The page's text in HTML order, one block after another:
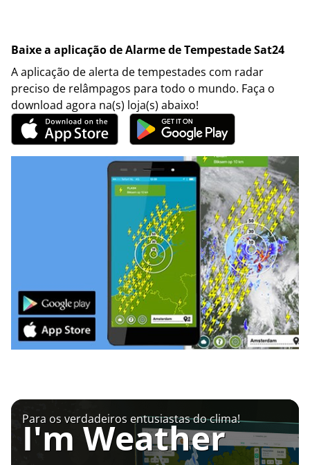
Baixe a aplicação de Alarme de Tempestade Sat24
A aplicação de alerta de tempestades com radar
preciso de relâmpagos para todo o mundo. Faça o
download agora na(s) loja(s) abaixo!
Para os verdadeiros entusiastas do clima!
I'm Weather